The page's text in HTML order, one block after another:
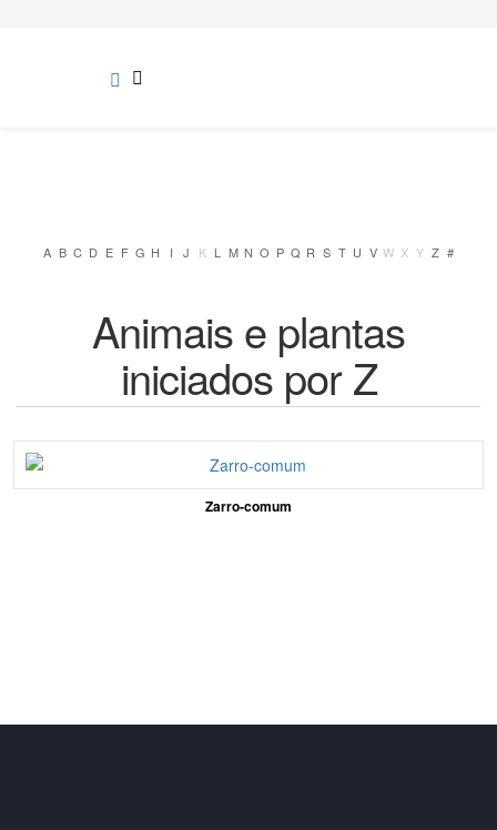
A B C D E F G H I J K L M N O P Q R S T U V W X Y Z #
Animais e plantas
iniciados por Z
Zarro-comum